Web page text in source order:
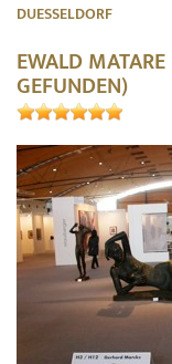
DUESSELDORF
EWALD
GEFUNDEN)